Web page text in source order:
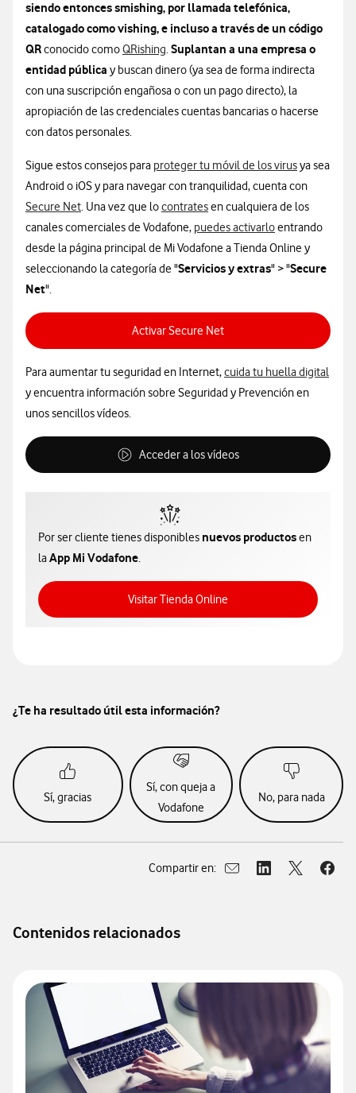
siendo entonces smishing, por llamada telefónica,
catalogado como vishing, e incluso a través de un código
QRconocido comoQRishing.Suplantan a una empresa o
entidad pública y buscan dinero (ya sea de forma indirecta
con una suscripción engañosa o con un pago directo), la
apropiación de las credenciales cuentas bancarias o hacerse
con datos personales.
Sigue estos consejos para proteger tu móvil de los virusya sea
Android o iOS y para navegar con tranquilidad, cuenta con
Secure Net. Una vez que locontratesen cualquiera de los
canales comerciales de Vodafone, puedes activarloentrando
desde la página principal de Mi Vodafone a Tienda Online y
seleccionando la categoría de "Servicios y extras" > "Secure
Net".
Activar Secure Net
Para aumentar tu seguridad en Internet,cuida tu huella digital
y encuentra información sobre Seguridad y Prevención en
unos sencillos vídeos.
Acceder a los vídeos
Por ser cliente tienes disponibles nuevos productosen
laApp Mi Vodafone.
Visitar Tienda OnlineAcceso a Tienda Online
¿Te ha resultado útil esta información?
Sí, gracias
Sí, con queja a
Vodafone
No, para nada
Compartir en:
Abrir ventana para
Abrir ventana
Abrir Abrir
Contenidos relacionados